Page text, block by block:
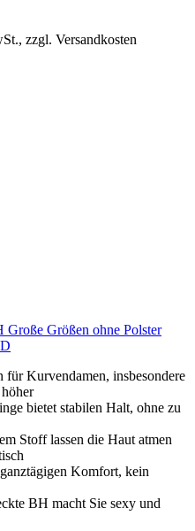
zzgl. Versandkosten
Größen ohne Polster
für Kurvendamen, insbesondere
bietet stabilen Halt, ohne zu
Stoff lassen die Haut atmen
Komfort, kein
BH macht Sie sexy und